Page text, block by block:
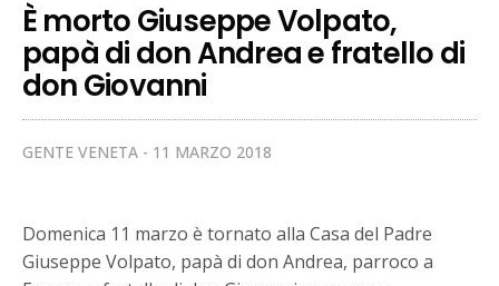
È morto Giuseppe Volpato,
papà di don Andrea e fratello di
don Giovanni
GENTE VENETA 11 MARZO 2018
Domenica 11 marzo è tornato alla Casa del Padre
Giuseppe Volpato, papà di don Andrea, parroco a